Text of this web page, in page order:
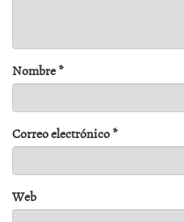
Nombre*
Correo electrónico*
Web